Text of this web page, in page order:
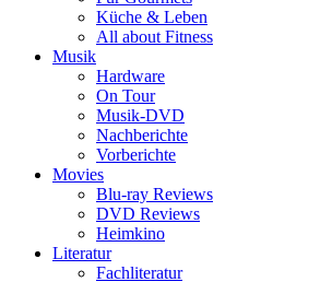
Küche & Leben
All about Fitness
Musik
Hardware
On Tour
Musik-DVD
Nachberichte
Vorberichte
Movies
Blu-ray Reviews
DVD Reviews
Heimkino
Literatur
Fachliteratur